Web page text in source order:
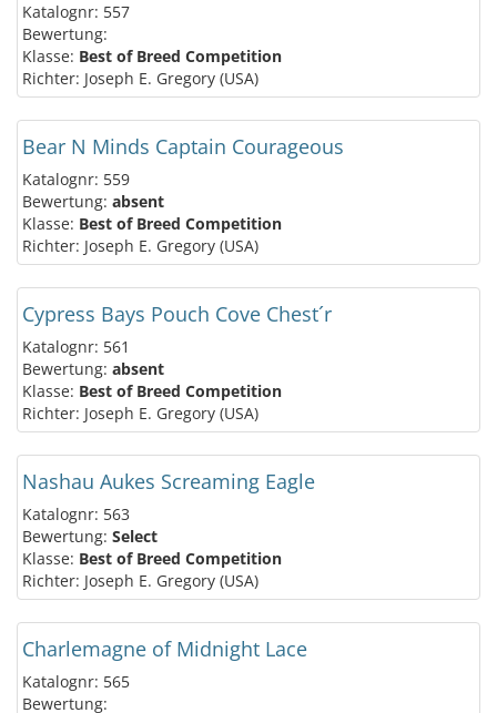
Katalognr: 557
Bewertung:
Klasse: Best of Breed Competition
Richter: Joseph E. Gregory (USA)
Bear N Minds Captain Courageous
Katalognr: 559
Bewertung: absent
Klasse: Best of Breed Competition
Richter: Joseph E. Gregory (USA)
Cypress Bays Pouch Cove Chest´r
Katalognr: 561
Bewertung: absent
Klasse: Best of Breed Competition
Richter: Joseph E. Gregory (USA)
Nashau Aukes Screaming Eagle
Katalognr: 563
Bewertung: Select
Klasse: Best of Breed Competition
Richter: Joseph E. Gregory (USA)
Charlemagne of Midnight Lace
Katalognr: 565
Bewertung: